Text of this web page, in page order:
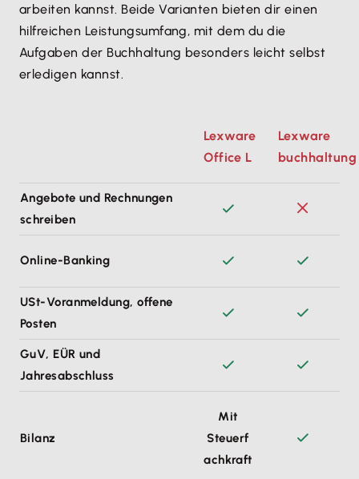
arbeiten kannst. Beide Varianten bieten dir einen
hilfreichen Leistungsumfang, mit dem du die
Aufgaben der Buchhaltung besonders leicht selbst
erledigen kannst.
Lexware
Office L
Lexware
buchhaltung
Angebote und Rechnungen
schreiben
Online-Banking
USt-Voranmeldung, offene
Posten
GuV, EÜR und
Jahresabschluss
Bilanz
Mit
Steuerf
achkraft